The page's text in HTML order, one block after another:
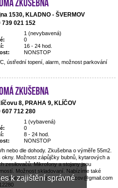
k zajištění správné
1530, KLADNO - ŠVERMOV
739 021 152
1 (nevybavená)
0
16 - 24 hod.
NONSTOP
ústřední topení, alarm, možnost parkování
zkušebna
8, PRAHA 9, KLÍČOV
607 712 280
1 (vybavená)
0
8 - 24 hod.
NONSTOP
h nebo dle dohody. Zkušebna o výměře 55m2.
okny. Možnost zápůjčky bubnů, kytarových a
zesilovačů. Mikrofony a stojany jsou
Možnost skladovaní. Nabízíme také
koncerty. Email: zkusebna.klicov@gmail.com